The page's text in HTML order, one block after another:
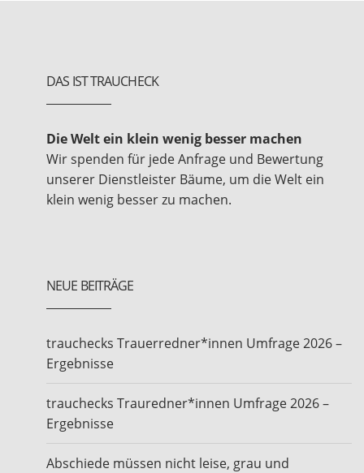
DAS IST TRAUCHECK
Die Welt ein klein wenig besser machen
Wir spenden für jede Anfrage und Bewertung
unserer Dienstleister Bäume, um die Welt ein
klein wenig besser zu machen.
NEUE BEITRÄGE
trauchecks Trauerredner*innen Umfrage 2026 –
Ergebnisse
trauchecks Trauredner*innen Umfrage 2026 –
Ergebnisse
Abschiede müssen nicht leise, grau und